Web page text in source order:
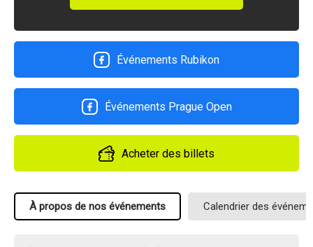
Événements Rubikon
Événements Prague Open
Acheter des billets
À propos de nos événements Calendrier des